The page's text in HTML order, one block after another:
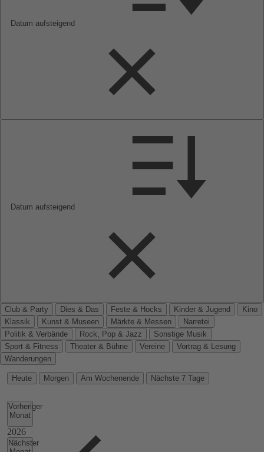
Datum aufsteigend
Datum aufsteigend
Club & Party Dies & Das Feste & Hocks Kinder & Jugend
Kino
Klassik
Kunst & Museen Märkte & Messen
Narretei
Politik & Verbände
Rock, Pop & Jazz
Sonstige Musik
Sport & Fitness
Theater & Bühne Vereine
Vortrag & Lesung
Wanderungen
Heute Morgen Am Wochenende Nächste 7 Tage
Vorheriger
Monat
Nächster